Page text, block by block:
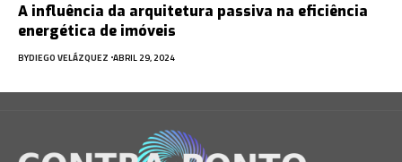
A influência da arquitetura passiva na eficiência
energética de imóveis
BYDIEGO VELÁZQUEZ ABRIL 29, 2024